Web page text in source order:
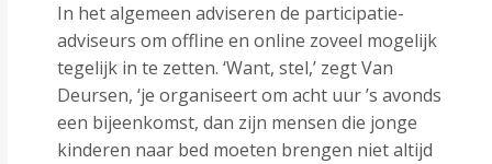
In het algemeen adviseren de participatie-
adviseurs om offline en online zoveel mogelijk
tegelijk in te zetten. ‘Want, stel,’ zegt Van
Deursen, ‘je organiseert om acht uur ’s avonds
een bijeenkomst, dan zijn mensen die jonge
kinderen naar bed moeten brengen niet altijd